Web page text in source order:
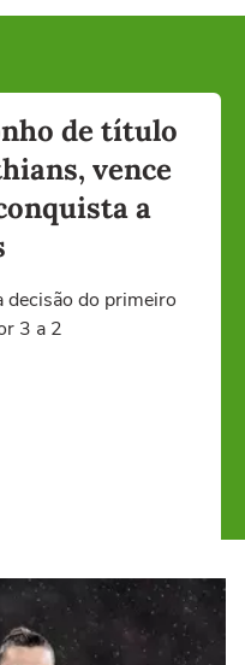
de título
vence
a
decisão do primeiro
3 a 2